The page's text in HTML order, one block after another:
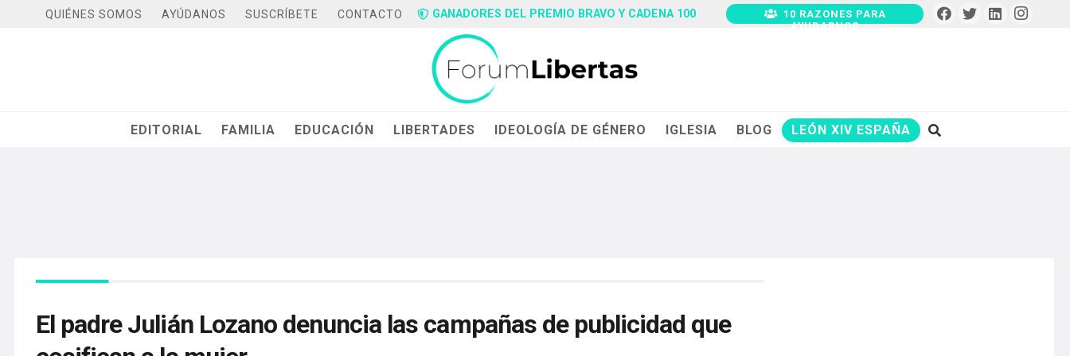
QUIÉNES SOMOS AYÚDANOS SUSCRÍBETE CONTACTO GANADORES DEL PREMIO BRAVO Y CADENA 100
10 RAZONES PARA
AYUDARNOS
EDITORIAL FAMILIA EDUCACIÓN LIBERTADES IDEOLOGÍA DE GÉNERO IGLESIA BLOG LEÓN XIV ESPAÑA
El padre Julián Lozano denuncia las campañas de publicidad que